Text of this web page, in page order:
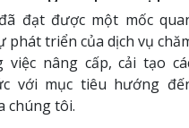
hiện nay
đạt được một mốc
triển của dịch vụ
việc nâng cấp, cải tạo
với mục tiêu hướng
chúng tôi.